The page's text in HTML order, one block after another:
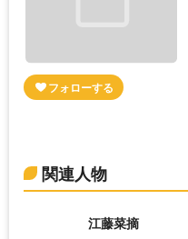
関連人物
江藤菜摘